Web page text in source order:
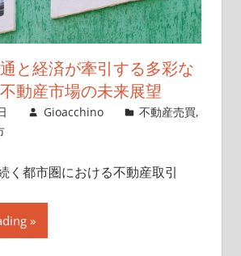
と経済が牽引する多彩な
動産市場の未来展望
Gioacchino 不動産売買,
く都市圏における不動産取引